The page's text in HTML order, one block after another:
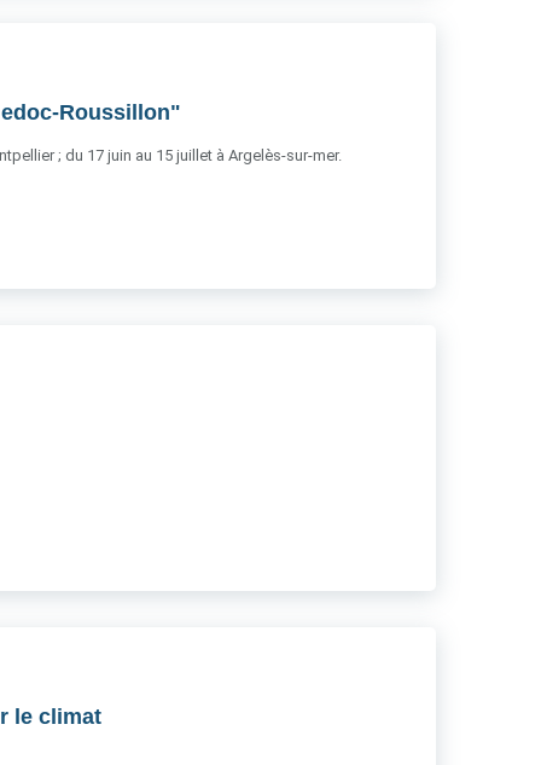
Roussillon"
; du 17 juin au 15 juillet à Argelès-sur-mer.
le climat